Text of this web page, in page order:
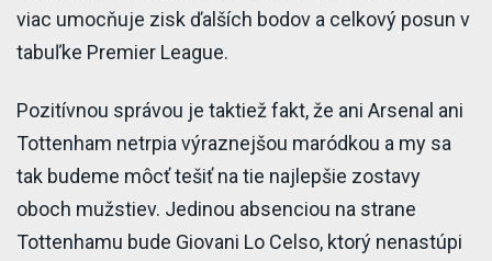
viac umocňuje zisk ďalších bodov a celkový posun v
tabuľke Premier League.
Pozitívnou správou je taktiež fakt, že ani Arsenal ani
Tottenham netrpia výraznejšou maródkou a my sa
tak budeme môcť tešiť na tie najlepšie zostavy
oboch mužstiev. Jedinou absenciou na strane
Tottenhamu bude Giovani Lo Celso, ktorý nenastúpi